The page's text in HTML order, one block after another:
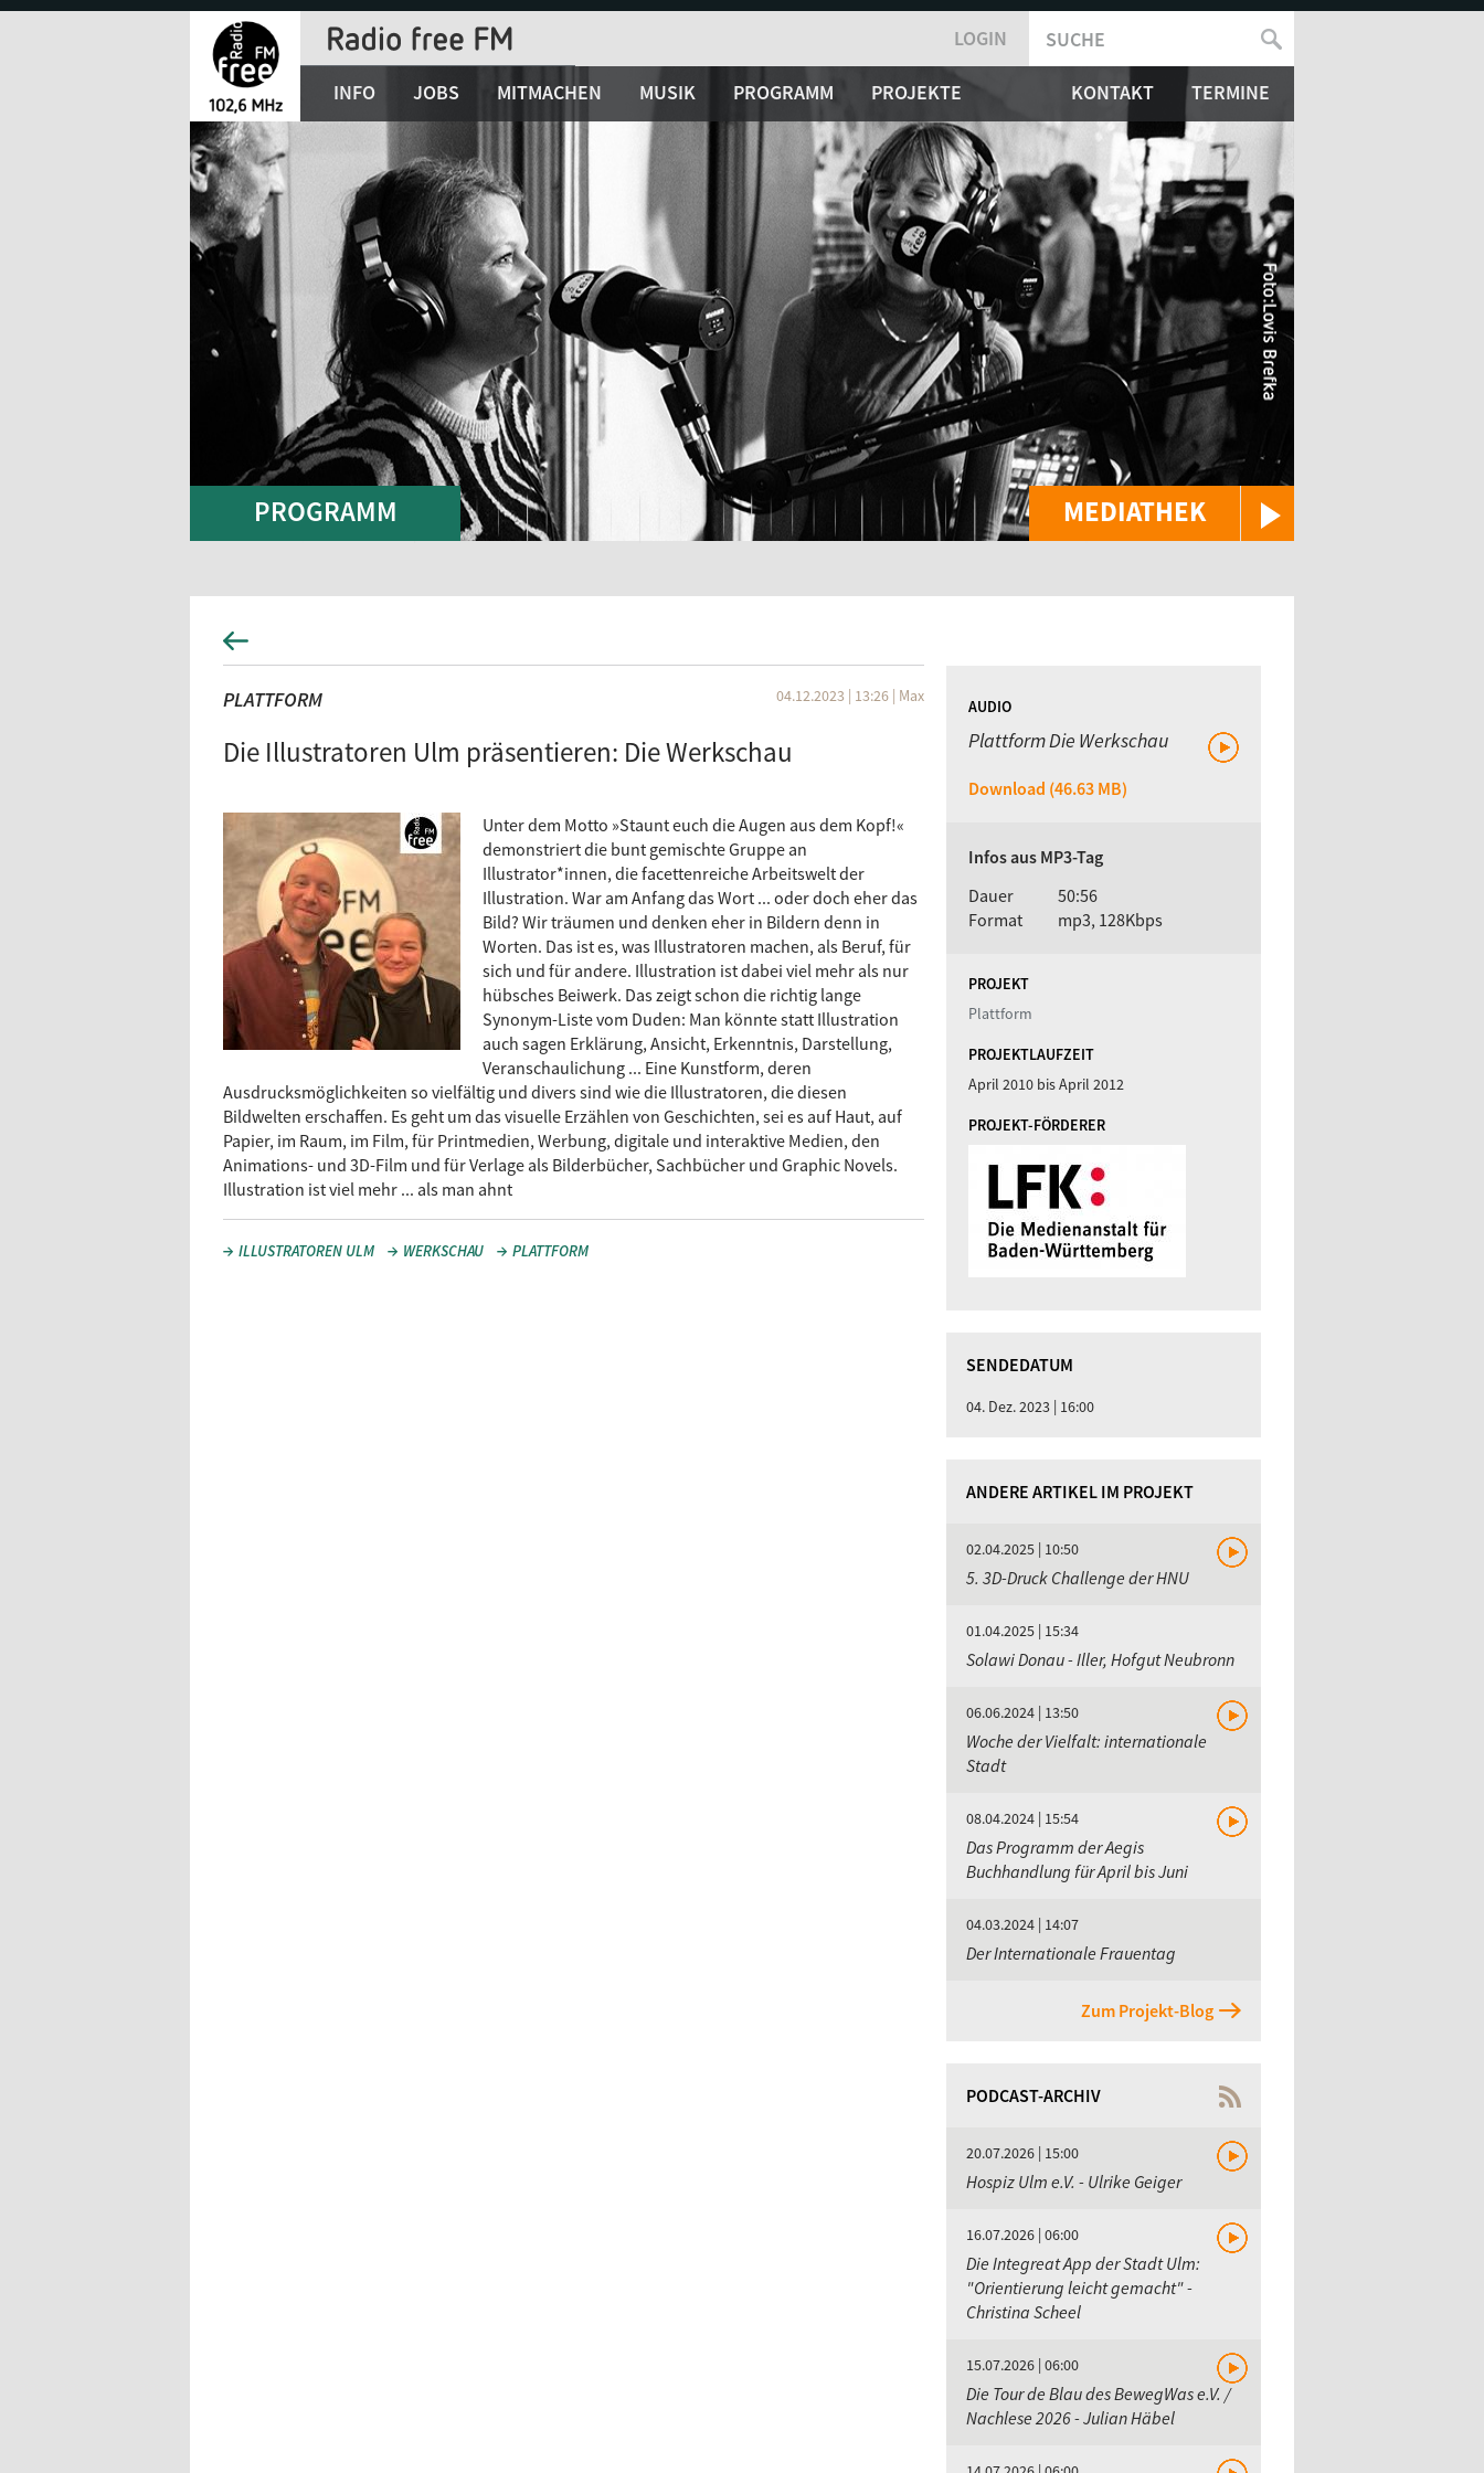
Jump
MEDIATHEK
LOGIN
SUCHFORMULAR
SUCHE
INFO JOBS MITMACHEN MUSIK PROGRAMM PROJEKTE KONTAKT TERMINE
PROGRAMM
PLATTFORM 04.12.2023 | 13:26 | Max
Die Illustratoren Ulm präsentieren: Die Werkschau
Unter dem Motto »Staunt euch die Augen aus dem Kopf!«
demonstriert die bunt gemischte Gruppe an
Illustrator*innen, die facettenreiche Arbeitswelt der
Illustration. War am Anfang das Wort ... oder doch eher das
Bild? Wir träumen und denken eher in Bildern denn in
Worten. Das ist es, was Illustratoren machen, als Beruf, für
sich und für andere. Illustration ist dabei viel mehr als nur
hübsches Beiwerk. Das zeigt schon die richtig lange
Synonym-Liste vom Duden: Man könnte statt Illustration
auch sagen Erklärung, Ansicht, Erkenntnis, Darstellung,
Veranschaulichung ... Eine Kunstform, deren
Ausdrucksmöglichkeiten so vielfältig und divers sind wie die Illustratoren, die diesen
Bildwelten erschaffen. Es geht um das visuelle Erzählen von Geschichten, sei es auf Haut, auf
Papier, im Raum, im Film, für Printmedien, Werbung, digitale und interaktive Medien, den
Animations- und 3D-Film und für Verlage als Bilderbücher, Sachbücher und Graphic Novels.
Illustration ist viel mehr ... als man ahnt
ILLUSTRATOREN ULM WERKSCHAU PLATTFORM
AUDIO
Plattform Die Werkschau
Download (46.63 MB)
Infos aus MP3-Tag
Dauer
50:56
Format
mp3, 128Kbps
PROJEKT
Plattform
PROJEKTLAUFZEIT
April 2010 bisApril 2012
PROJEKT-FÖRDERER
SENDEDATUM
04. Dez. 2023 | 16:00
ANDERE ARTIKEL IM PROJEKT
02.04.2025 | 10:50
5. 3D-Druck Challenge der HNU
01.04.2025 | 15:34
Solawi Donau - Iller, Hofgut Neubronn
06.06.2024 | 13:50
Woche der Vielfalt: internationale
Stadt
08.04.2024 | 15:54
Das Programm der Aegis
Buchhandlung für April bis Juni
04.03.2024 | 14:07
Der Internationale Frauentag
Zum Projekt-Blog
PODCAST-ARCHIV
20.07.2026 | 15:00
Hospiz Ulm e.V. - Ulrike Geiger
16.07.2026 | 06:00
Die Integreat App der Stadt Ulm:
"Orientierung leicht gemacht" -
Christina Scheel
15.07.2026 | 06:00
Die Tour de Blau des BewegWas e.V. /
Nachlese 2026 - Julian Häbel